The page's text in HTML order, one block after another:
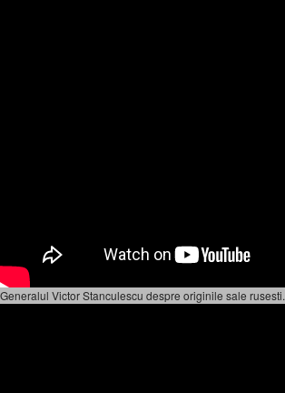
Generalul Victor Stanculescu despre originile sale rusesti.